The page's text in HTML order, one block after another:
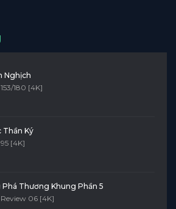
Nghịch
180 [4K]
Thần Ký
[4K]
Phá Thương Khung Phần 5
06 [4K]